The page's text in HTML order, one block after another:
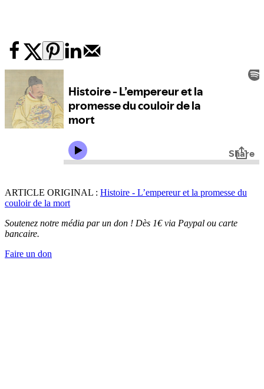
ARTICLE ORIGINAL : Histoire - L’empereur et la promesse du
couloir de la mort
Soutenez notre média par un don ! Dès 1€ via Paypal ou carte
bancaire.
Faire un don